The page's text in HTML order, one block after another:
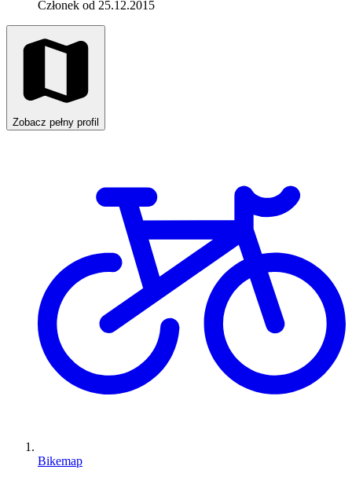
Członek od 25.12.2015
Zobacz pełny profil
Bikemap